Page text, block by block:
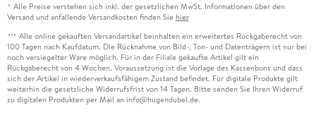
* Alle Preise verstehen sich inkl. der gesetzlichen MwSt. Informationen über den
Versand und anfallende Versandkosten finden Sie hier
*** Alle online gekauften Versandartikel beinhalten ein erweitertes Rückgaberecht von
100 Tagen nach Kaufdatum. Die Rücknahme von Bild-, Ton- und Datenträgern ist nur bei
noch versiegelter Ware möglich. Für in der Filiale gekaufte Artikel gilt ein
Rückgaberecht von 4 Wochen. Voraussetzung ist die Vorlage des Kassenbons und dass
sich der Artikel in wiederverkaufsfähigem Zustand befindet. Für digitale Produkte gilt
weiterhin die gesetzliche Widerrufsfrist von 14 Tagen. Bitte senden Sie Ihren Widerruf
zu digitalen Produkten per Mail an info@hugendubel.de.